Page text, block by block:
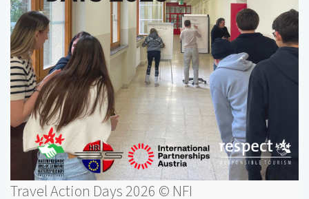
Travel Action Days 2026 © NFI